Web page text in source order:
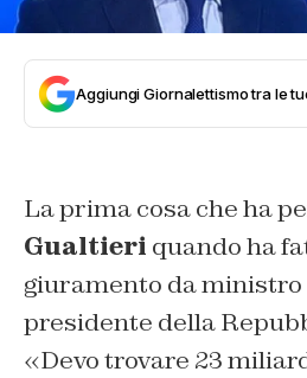
Aggiungi Giornalettismo tra le
La prima cosa che ha
Gualtieri quando ha
giuramento da ministro
presidente della
«Devo trovare 23